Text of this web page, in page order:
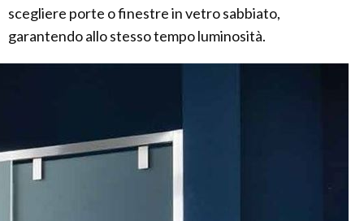
scegliere porte o finestre in vetro sabbiato,
garantendo allo stesso tempo luminosità.